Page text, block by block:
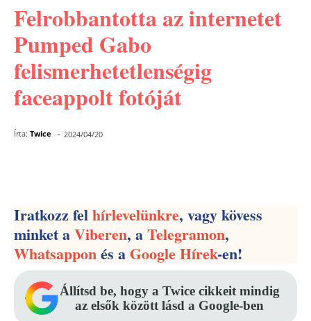
Felrobbantotta az internetet
Pumped Gabo
felismerhetetlenségig
faceappolt fotóját
Írta: Twice - 2024/04/20
Iratkozz felhírlevelünkre, vagy kövess
minket aViberen, aTelegramon,
Whatsapponés aGoogle Hírek-en!
Állítsd be, hogy a Twice cikkeit mindig
az elsők között lásd a Google-ben